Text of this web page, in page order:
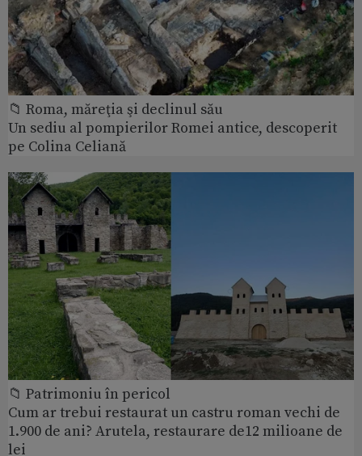
📁 Roma, măreţia şi declinul său
Un sediu al pompierilor Romei antice, descoperit
pe Colina Celiană
📁 Patrimoniu în pericol
Cum ar trebui restaurat un castru roman vechi de
1.900 de ani? Arutela, restaurare de12 milioane de
lei